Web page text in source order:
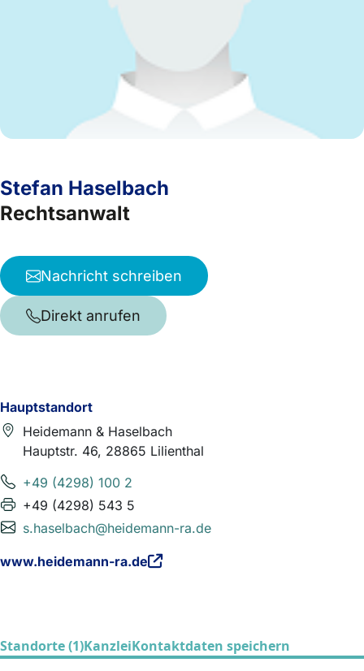
Hauptstandort
Heidemann & Haselbach
Hauptstr. 46, 28865 Lilienthal
+49 (4298) 100 2
+49 (4298) 543 5
s.haselbach@heidemann-ra.de
www.heidemann-ra.de
Stefan Haselbach
Rechtsanwalt
Nachricht schreiben
Direkt anrufen
Standorte (1)KanzleiKontaktdaten speichern